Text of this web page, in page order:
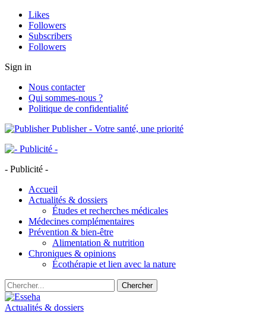
Likes
Followers
Subscribers
Followers
Sign in
Nous contacter
Qui sommes-nous ?
Politique de confidentialité
Publisher - Votre santé, une priorité
- Publicité -
Accueil
Actualités & dossiers
Études et recherches médicales
Médecines complémentaires
Prévention & bien-être
Alimentation & nutrition
Chroniques & opinions
Écothérapie et lien avec la nature
Actualités & dossiers